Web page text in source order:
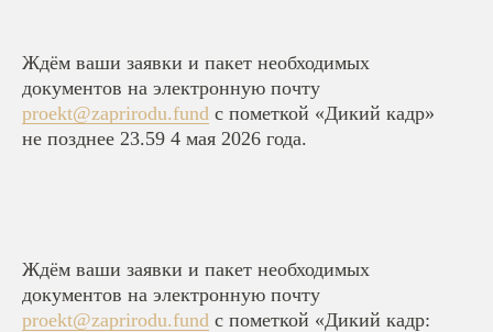
Ждём ваши заявки и пакет необходимых
документов на электронную почту
proekt@zaprirodu.fund с пометкой «Дикий кадр»
не позднее 23.59 4 мая 2026 года.
Ждём ваши заявки и пакет необходимых
документов на электронную почту
proekt@zaprirodu.fund с пометкой «Дикий кадр: